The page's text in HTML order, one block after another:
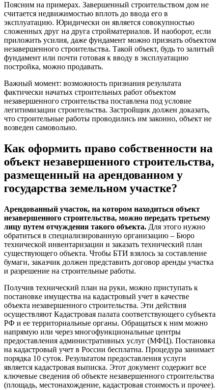
Поясним на примерах. Завершенный строительством дом не
считается недвижимостью вплоть до ввода его в
эксплуатацию. Юридически он является совокупностью
сложенных друг на друга стройматериалов. И наоборот, если
приложить усилия, даже фундамент можно признать объектом
незавершенного строительства. Такой объект, будь то залитый
фундамент или почти готовая к вводу в эксплуатацию
постройка, можно продавать.
Важный момент: возможность признания результата
фактически начатых строительных работ объектом
незавершенного строительства поставлена под условие
легитимизации строительства. Застройщик должен доказать,
что строительные работы проводились им законно, объект не
возведен самовольно.
Как оформить право собственности на
объект незавершенного строительства,
размещенный на арендованном у
государства земельном участке?
Арендованный участок, на котором находиться объект
незавершенного строительства, можно передать третьему
лицу путем отчуждения такого объекта. Для этого нужно
обратиться в специализированную организацию – Бюро
технической инвентаризации и заказать технический план
существующего объекта. Чтобы БТИ взялось за составление
бумаги, заказчик должен представить договор аренды участка
и разрешение на строительные работы.
Получив технический план на руки, можно приступать к
постановке имущества на кадастровый учет в качестве
объекта незавершенного строительства. Эти действия
осуществляют Кадастровая палата соответствующего субъекта
РФ и ее территориальные органы. Обращаться к ним можно
напрямую или через многофункциональные центры
предоставления административных услуг (МФЦ). Постановка
на кадастровый учет в России бесплатна. Процедура занимает
порядка 10 суток. Результатом предоставления услуги
является кадастровая выписка. Этот документ содержит все
ключевые сведения об объекте незавершенного строительства
(площадь, местонахождение, кадастровая стоимость и прочее).